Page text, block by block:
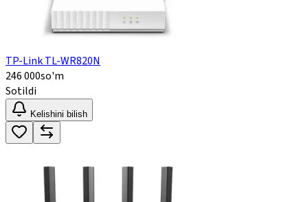
TP-Link TL-WR820N
246 000so'm
Sotildi
Kelishini bilish